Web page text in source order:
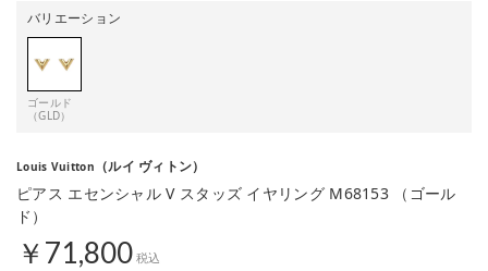
バリエーション
ゴールド
（GLD）
Louis Vuitton （ルイ ヴィトン）
ピアス エセンシャル V スタッズ イヤリング M68153 （ゴール
ド）
￥71,800 税込